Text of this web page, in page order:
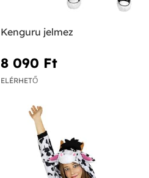
Kenguru jelmez
8 090 Ft‎
ELÉRHETŐ